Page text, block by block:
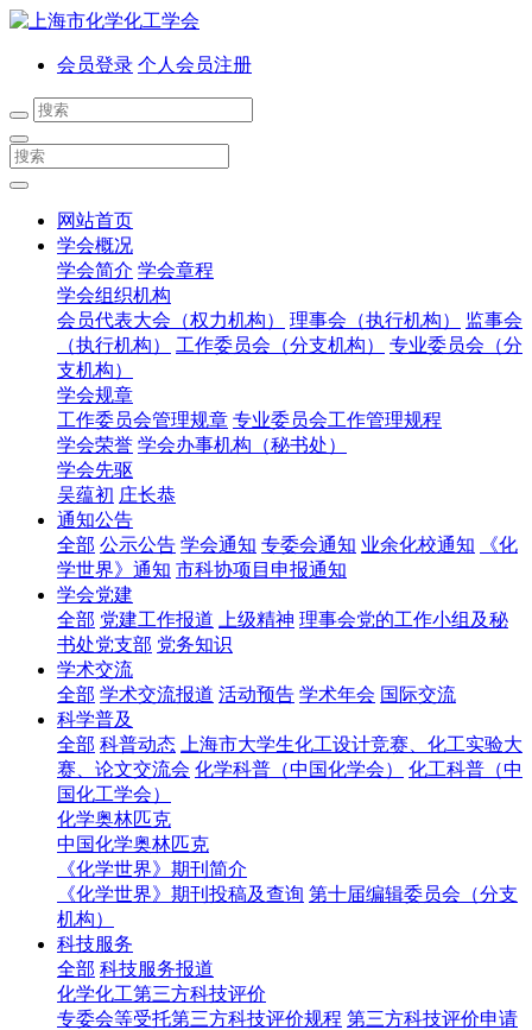
会员登录 个人会员注册
网站首页
学会概况
学会简介 学会章程
学会组织机构
会员代表大会（权力机构）
理事会（执行机构）
监事会
（执行机构）
工作委员会（分支机构）
专业委员会（分
支机构）
学会规章
工作委员会管理规章 专业委员会工作管理规程
学会荣誉 学会办事机构（秘书处）
学会先驱
吴蕴初 庄长恭
通知公告
全部 公示公告 学会通知 专委会通知 业余化校通知
《化
学世界》通知 市科协项目申报通知
学会党建
全部 党建工作报道 上级精神 理事会党的工作小组及秘
书处党支部 党务知识
学术交流
全部 学术交流报道 活动预告 学术年会 国际交流
科学普及
全部 科普动态
上海市大学生化工设计竞赛、化工实验大
赛、论文交流会 化学科普（中国化学会）
化工科普（中
国化工学会）
化学奥林匹克
中国化学奥林匹克
《化学世界》期刊简介
《化学世界》期刊投稿及查询 第十届编辑委员会（分支
机构）
科技服务
全部 科技服务报道
化学化工第三方科技评价
专委会等受托第三方科技评价规程 第三方科技评价申请